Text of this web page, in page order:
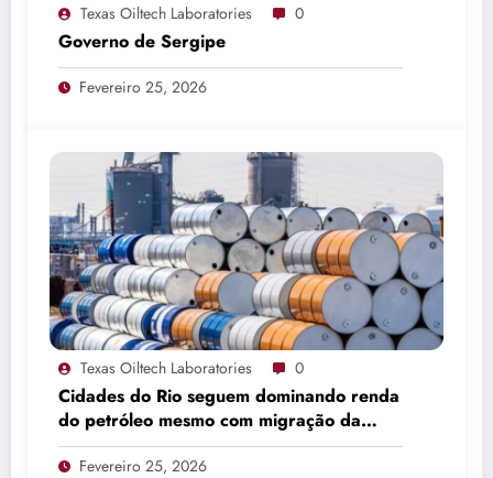
Texas Oiltech Laboratories 0
Governo de Sergipe
Fevereiro 25, 2026
Texas Oiltech Laboratories 0
Cidades do Rio seguem dominando renda
do petróleo mesmo com migração da
produção
Fevereiro 25, 2026